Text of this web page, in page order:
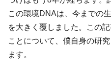
この環境DNAは、今までの
を大きく覆しました。この
ことについて、僕自身の研
ます。